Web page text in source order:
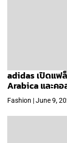
adidas เปิดแฟ
Arabica และคอ
Fashion | June 9,